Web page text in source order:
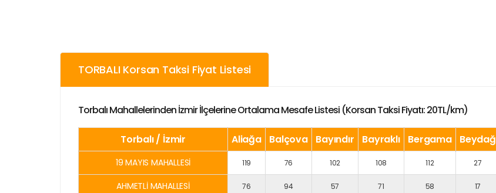
TORBALI Korsan Taksi Fiyat Listesi
Torbalı Mahallelerinden İzmir İlçelerine Ortalama Mesafe Listesi (Korsan Taksi Fiyatı: 20TL/km)
Torbalı / İzmir Aliağa Balçova Bayındır Bayraklı Bergama Beydağ
19 MAYIS MAHALLESİ 119 76 102 108 112 27
AHMETLİ MAHALLESİ 76 94 57 71 58 17